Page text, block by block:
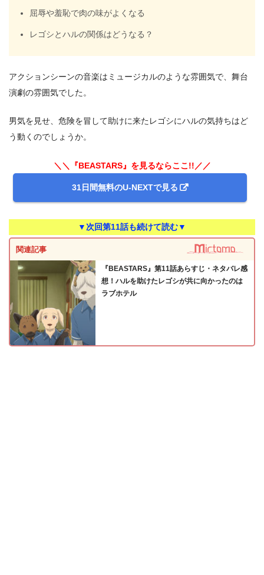
屈辱や羞恥で肉の味がよくなる
レゴシとハルの関係はどうなる？
アクションシーンの音楽はミュージカルのような雰囲気で、舞台
演劇の雰囲気でした。
男気を見せ、危険を冒して助けに来たレゴシにハルの気持ちはど
う動くのでしょうか。
＼＼『BEASTARS』を見るならここ!!／／
31日間無料のU-NEXTで見る
▼次回第11話も続けて読む▼
関連記事
『BEASTARS』第11話あらすじ・ネタバレ感
想！ハルを助けたレゴシが共に向かったのは
ラブホテル